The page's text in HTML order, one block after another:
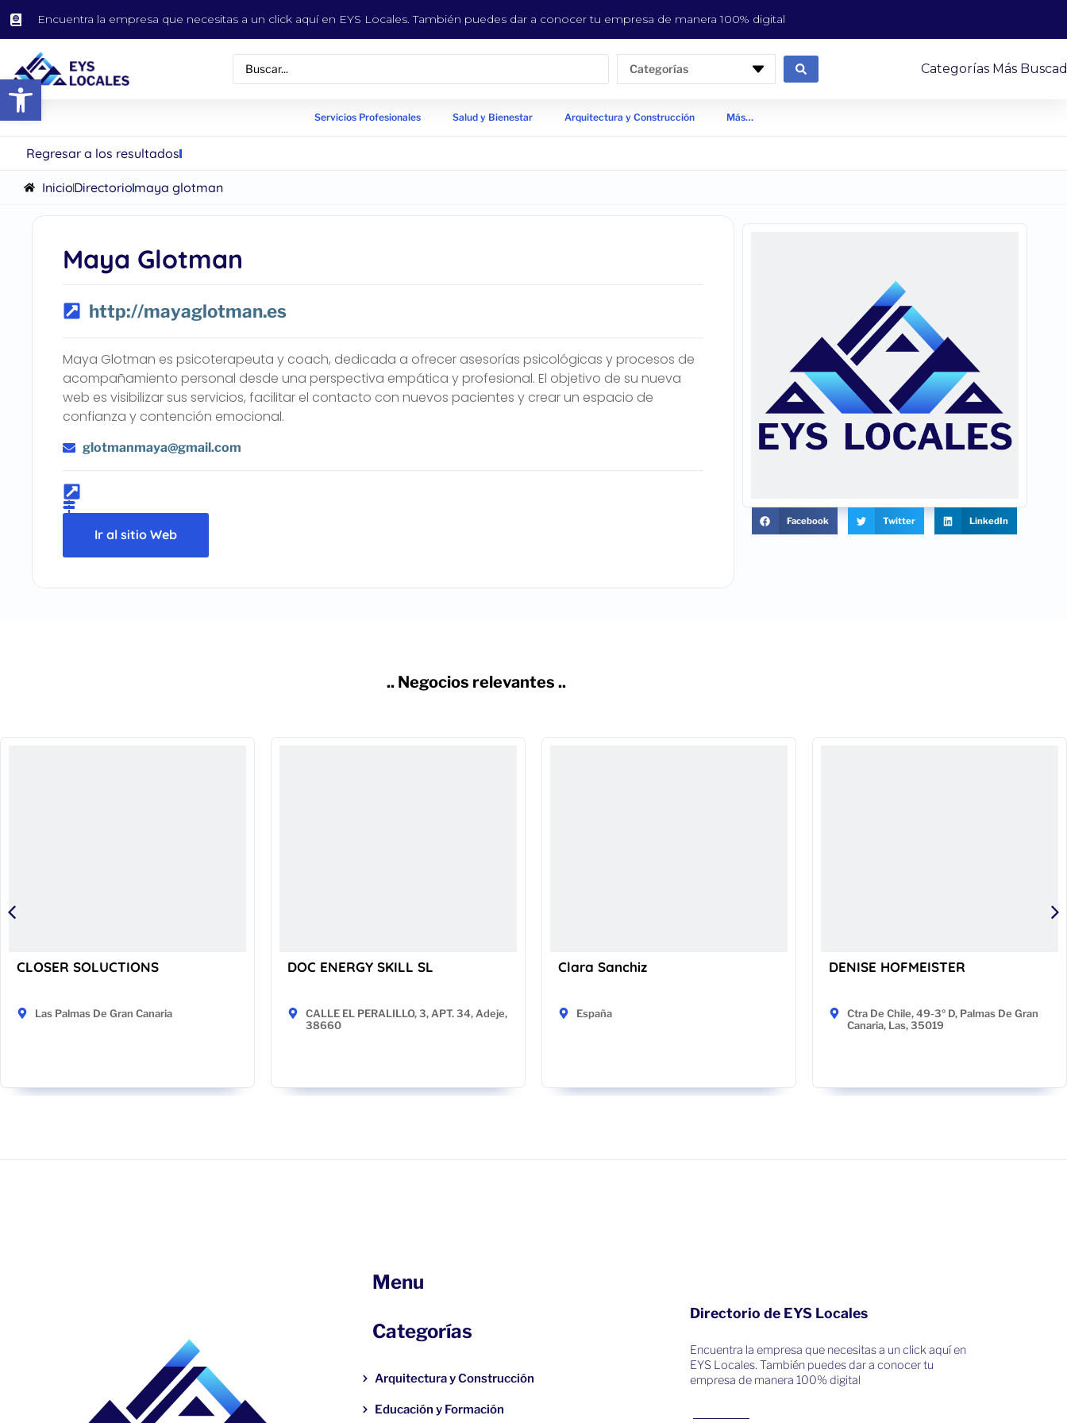
Abrir barra de herramientas
Encuentra la empresa que necesitas a un click aquí en EYS Locales. También puedes dar a conocer tu empresa de manera 100% digital
Categorías Categorías Más
Servicios Profesionales Salud y Bienestar Arquitectura y Construcción Más…
Regresar a los resultados
InicioDirectoriomaya glotman
Maya Glotman
http://mayaglotman.es
Maya Glotman es psicoterapeuta y coach, dedicada a ofrecer asesorías psicológicas y procesos de
acompañamiento personal desde una perspectiva empática y profesional. El objetivo de su nueva
web es visibilizar sus servicios, facilitar el contacto con nuevos pacientes y crear un espacio de
confianza y contención emocional.
glotmanmaya@gmail.com
Ir al sitio Web
Facebook Twitter LinkedIn
.. Negocios relevantes ..
CLOSER SOLUCTIONS
Las Palmas De Gran Canaria
DOC ENERGY SKILL SL
CALLE EL PERALILLO, 3, APT. 34, Adeje,
38660
Clara Sanchiz
España
DENISE HOFMEISTER
Ctra De Chile, 49-3º D, Palmas De Gran
Canaria, Las, 35019
Menu
Categorías
Arquitectura y Construcción
Educación y Formación
Directorio de EYS Locales
Encuentra la empresa que necesitas a un click aquí en
EYS Locales. También puedes dar a conocer tu
empresa de manera 100% digital